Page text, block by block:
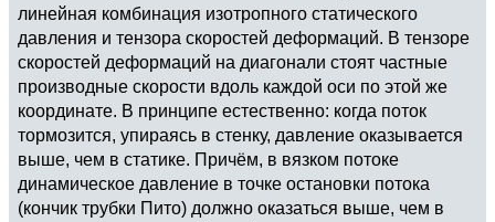
линейная комбинация изотропного статического
давления и тензора скоростей деформаций. В тензоре
скоростей деформаций на диагонали стоят частные
производные скорости вдоль каждой оси по этой же
координате. В принципе естественно: когда поток
тормозится, упираясь в стенку, давление оказывается
выше, чем в статике. Причём, в вязком потоке
динамическое давление в точке остановки потока
(кончик трубки Пито) должно оказаться выше, чем в